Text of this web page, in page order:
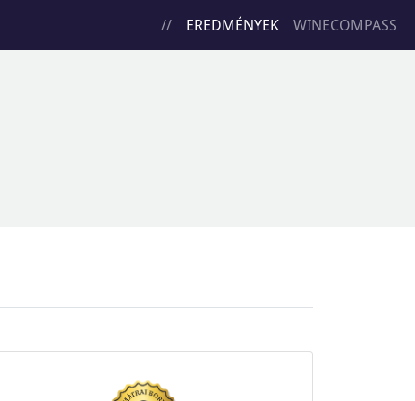
// EREDMÉNYEK WINECOMPASS